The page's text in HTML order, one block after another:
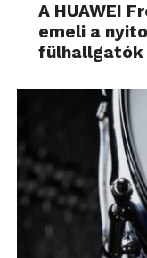
A HUAWEI
emeli a
fülhallgatók